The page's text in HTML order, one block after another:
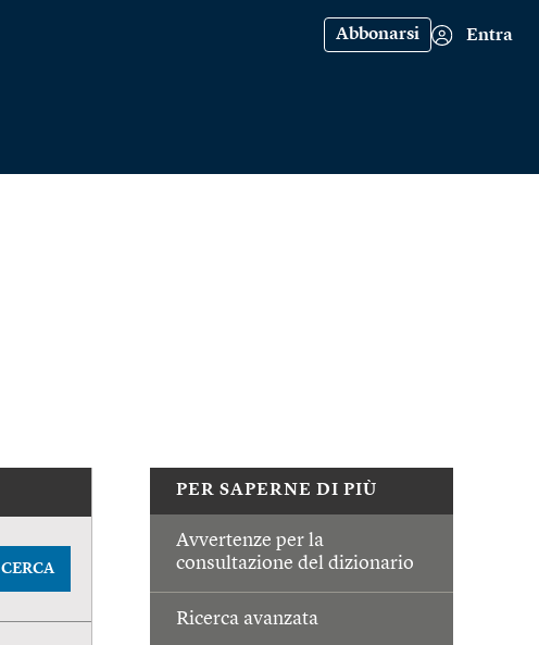
Abbonarsi Entra
PER SAPERNE DI PIÙ
Avvertenze per la
consultazione del dizionario
Ricerca avanzata
CERCA